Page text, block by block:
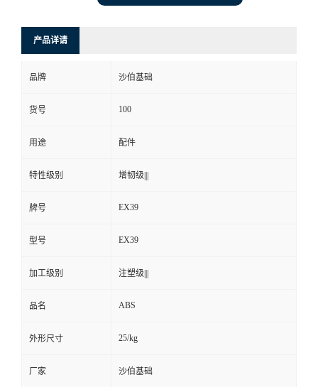
产品详请
品牌 沙伯基础
货号 100
用途 配件
特性级别 增韧级|||
牌号 EX39
型号 EX39
加工级别 注塑级|||
品名 ABS
外形尺寸 25/kg
厂家 沙伯基础